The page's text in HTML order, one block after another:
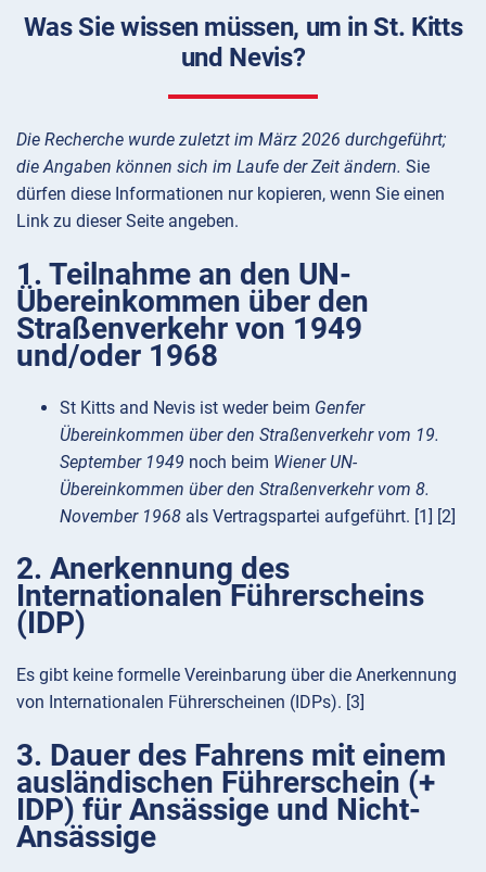
Was Sie wissen müssen, um in St. Kitts
und Nevis?
Die Recherche wurde zuletzt im März 2026 durchgeführt;
die Angaben können sich im Laufe der Zeit ändern. Sie
dürfen diese Informationen nur kopieren, wenn Sie einen
Link zu dieser Seite angeben.
1. Teilnahme an den UN-
Übereinkommen über den
Straßenverkehr von 1949
und/oder 1968
St Kitts and Nevis ist weder beim Genfer
Übereinkommen über den Straßenverkehr vom 19.
September 1949 noch beim Wiener UN-
Übereinkommen über den Straßenverkehr vom 8.
November 1968 als Vertragspartei aufgeführt. [1] [2]
2. Anerkennung des
Internationalen Führerscheins
(IDP)
Es gibt keine formelle Vereinbarung über die Anerkennung
von Internationalen Führerscheinen (IDPs). [3]
3. Dauer des Fahrens mit einem
ausländischen Führerschein (+
IDP) für Ansässige und Nicht-
Ansässige